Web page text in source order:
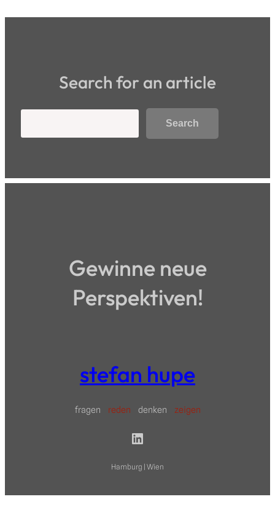
Search for an article
Search
Gewinne neue
Perspektiven!
stefan hupe
fragen reden denken zeigen
LinkedIn
Hamburg | Wien